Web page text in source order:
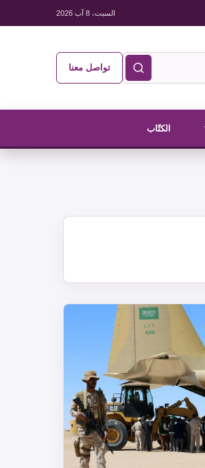
السبت، 8 آب 2026
تواصل معنا
الكتّاب